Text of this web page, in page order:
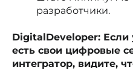
разработчики.
DigitalDeveloper:
есть свои цифровые
интегратор, видите,